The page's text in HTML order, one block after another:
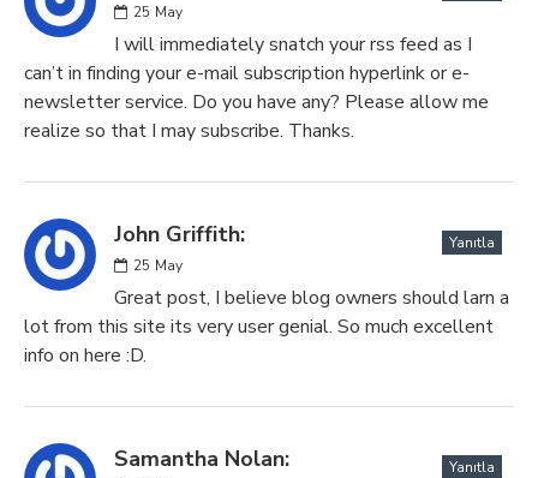
25 May
I will immediately snatch your rss feed as I
can’t in finding your e-mail subscription hyperlink or e-
newsletter service. Do you have any? Please allow me
realize so that I may subscribe. Thanks.
John Griffith:
25 May
Yanıtla
Great post, I believe blog owners should larn a
lot from this site its very user genial. So much excellent
info on here :D.
Samantha Nolan: Yanıtla